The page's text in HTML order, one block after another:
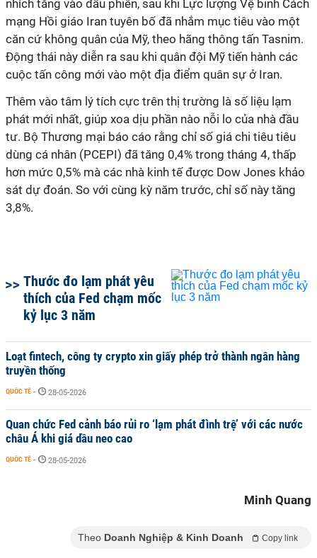
nhích tăng vào đầu phiên, sau khi Lực lượng Vệ binh Cách
mạng Hồi giáo Iran tuyên bố đã nhắm mục tiêu vào một
căn cứ không quân của Mỹ, theo hãng thông tấn Tasnim.
Động thái này diễn ra sau khi quân đội Mỹ tiến hành các
cuộc tấn công mới vào một địa điểm quân sự ở Iran.
Thêm vào tâm lý tích cực trên thị trường là số liệu lạm
phát mới nhất, giúp xoa dịu phần nào nỗi lo của nhà đầu
tư. Bộ Thương mại báo cáo rằng chỉ số giá chi tiêu tiêu
dùng cá nhân (PCEPI) đã tăng 0,4% trong tháng 4, thấp
hơn mức 0,5% mà các nhà kinh tế được Dow Jones khảo
sát dự đoán. So với cùng kỳ năm trước, chỉ số này tăng
3,8%.
Thước đo lạm phát yêu
thích của Fed chạm mốc
kỷ lục 3 năm
Loạt fintech, công ty crypto xin giấy phép trở thành ngân hàng
truyền thống
QUỐC TẾ - 28-05-2026
Quan chức Fed cảnh báo rủi ro ‘lạm phát đình trệ’ với các nước
châu Á khi giá dầu neo cao
QUỐC TẾ - 28-05-2026
Minh Quang
Theo Doanh Nghiệp & Kinh Doanh Copy link